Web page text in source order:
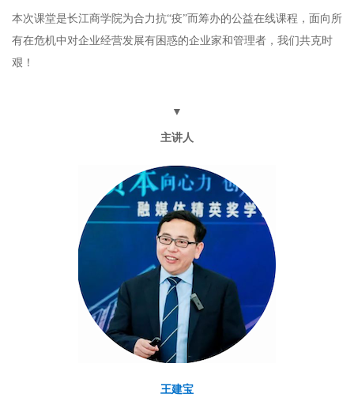
本次课堂是长江商学院为合力抗“疫”而筹办的公益在线课程，面向所
有在危机中对企业经营发展有困惑的企业家和管理者，我们共克时
艰！
▼
主讲人
王建宝